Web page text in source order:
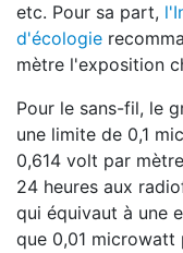
etc. Pour sa part,
d'écologie
mètre l'exposition
Pour le sans-fil, le
une limite de 0,1
0,614 volt par
24 heures aux
qui équivaut à une
que 0,01 microwatt